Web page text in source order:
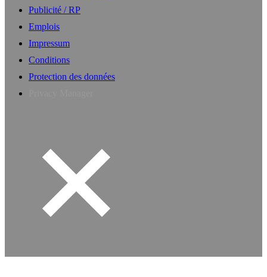
Publicité / RP
Emplois
Impressum
Conditions
Protection des données